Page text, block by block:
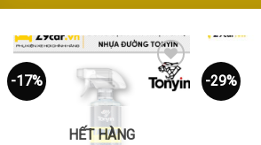
-17%
Thêm
vào
HẾT HÀNG
-29%